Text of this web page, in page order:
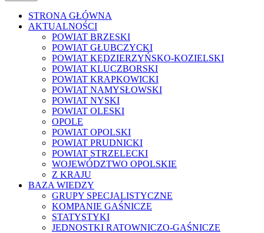
STRONA GŁÓWNA
AKTUALNOŚCI
POWIAT BRZESKI
POWIAT GŁUBCZYCKI
POWIAT KĘDZIERZYŃSKO-KOZIELSKI
POWIAT KLUCZBORSKI
POWIAT KRAPKOWICKI
POWIAT NAMYSŁOWSKI
POWIAT NYSKI
POWIAT OLESKI
OPOLE
POWIAT OPOLSKI
POWIAT PRUDNICKI
POWIAT STRZELECKI
WOJEWÓDZTWO OPOLSKIE
Z KRAJU
BAZA WIEDZY
GRUPY SPECJALISTYCZNE
KOMPANIE GAŚNICZE
STATYSTYKI
JEDNOSTKI RATOWNICZO-GAŚNICZE